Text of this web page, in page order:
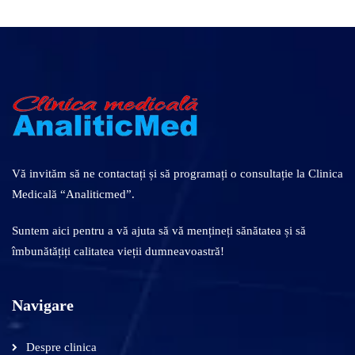
Vă invităm să ne contactați și să programați o consultație la Clinica
Medicală “Analiticmed”.
Suntem aici pentru a vă ajuta să vă mențineți sănătatea și să
îmbunătățiți calitatea vieții dumneavoastră!
Navigare
Despre clinica